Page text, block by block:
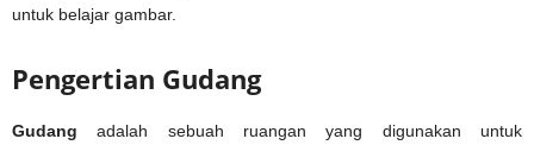
untuk belajar gambar.
Pengertian Gudang
Gudang adalah sebuah ruangan yang digunakan untuk